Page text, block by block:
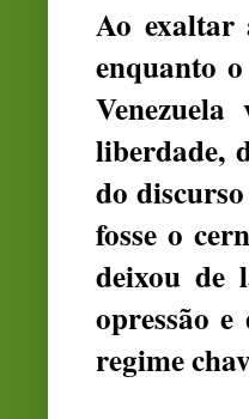
Ao exaltar
enquanto
liberdade,
do
fosse o
deixou de
opressão
regime